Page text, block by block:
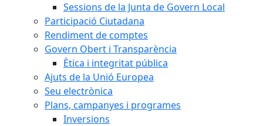
Sessions de la Junta de Govern Local
Participació Ciutadana
Rendiment de comptes
Govern Obert i Transparència
Ètica i integritat pública
Ajuts de la Unió Europea
Seu electrònica
Plans, campanyes i programes
Inversions